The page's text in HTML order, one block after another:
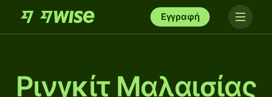
Εγγραφή
Ρινγκίτ Μαλαισίας